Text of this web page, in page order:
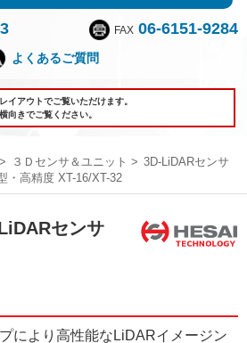
FAX 06-6151-9284
よくあるご質問
アウトでご覧いただけます。
向きでご覧ください。
３Ｄセンサ＆ユニット
3D-LiDARセンサ
・高精度 XT-16/XT-32
センサ
により高性能なLiDARイメージン